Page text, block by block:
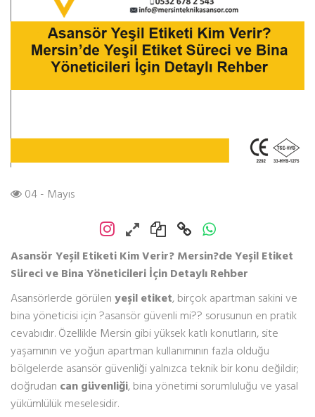
04 - Mayıs
Asansör Yeşil Etiketi Kim Verir? Mersin?de Yeşil Etiket
Süreci ve Bina Yöneticileri İçin Detaylı Rehber
Asansörlerde görülen yeşil etiket, birçok apartman sakini ve
bina yöneticisi için ?asansör güvenli mi?? sorusunun en pratik
cevabıdır. Özellikle Mersin gibi yüksek katlı konutların, site
yaşamının ve yoğun apartman kullanımının fazla olduğu
bölgelerde asansör güvenliği yalnızca teknik bir konu değildir;
doğrudan can güvenliği, bina yönetimi sorumluluğu ve yasal
yükümlülük meselesidir.